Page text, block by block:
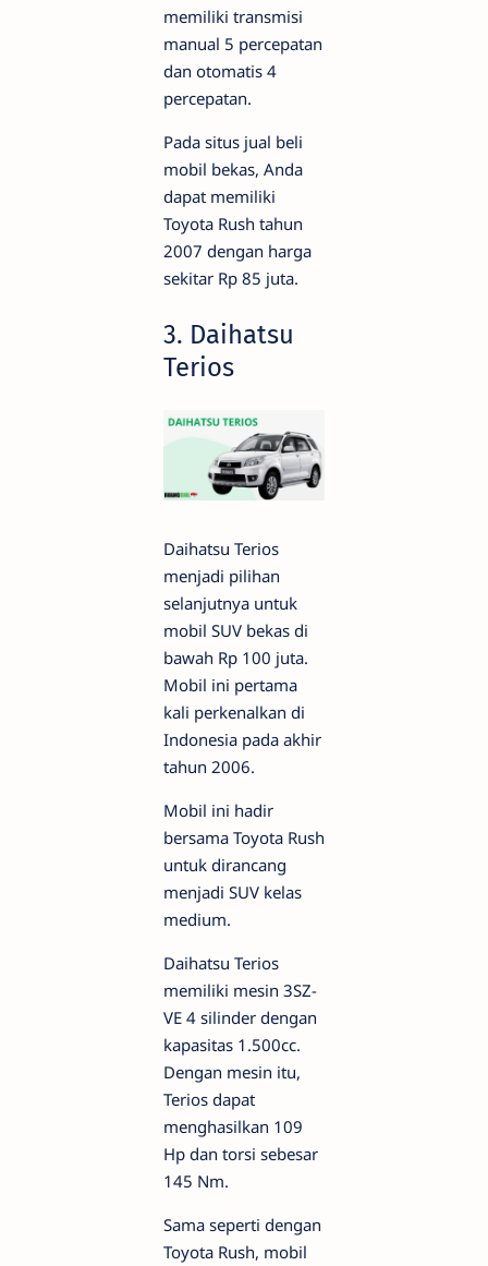
memiliki transmisi
manual 5 percepatan
dan otomatis 4
percepatan.
Pada situs jual beli
mobil bekas, Anda
dapat memiliki
Toyota Rush tahun
2007 dengan harga
sekitar Rp 85 juta.
3. Daihatsu
Terios
Daihatsu Terios
menjadi pilihan
selanjutnya untuk
mobil SUV bekas di
bawah Rp 100 juta.
Mobil ini pertama
kali perkenalkan di
Indonesia pada akhir
tahun 2006.
Mobil ini hadir
bersama Toyota Rush
untuk dirancang
menjadi SUV kelas
medium.
Daihatsu Terios
memiliki mesin 3SZ-
VE 4 silinder dengan
kapasitas 1.500cc.
Dengan mesin itu,
Terios dapat
menghasilkan 109
Hp dan torsi sebesar
145 Nm.
Sama seperti dengan
Toyota Rush, mobil